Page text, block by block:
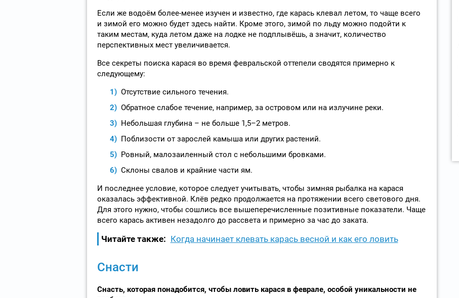
Если же водоём более-менее изучен и известно, где карась клевал летом, то чаще всего
и зимой его можно будет здесь найти. Кроме этого, зимой по льду можно подойти к
таким местам, куда летом даже на лодке не подплывёшь, а значит, количество
перспективных мест увеличивается.
Все секреты поиска карася во время февральской оттепели сводятся примерно к
следующему:
Отсутствие сильного течения.
Обратное слабое течение, например, за островом или на излучине реки.
Небольшая глубина – не больше 1,5–2 метров.
Поблизости от зарослей камыша или других растений.
Ровный, малозаиленный стол с небольшими бровками.
Склоны свалов и крайние части ям.
И последнее условие, которое следует учитывать, чтобы зимняя рыбалка на карася
оказалась эффективной. Клёв редко продолжается на протяжении всего светового дня.
Для этого нужно, чтобы сошлись все вышеперечисленные позитивные показатели. Чаще
всего карась активен незадолго до рассвета и примерно за час до заката.
Читайте также: Когда начинает клевать карась весной и как его ловить
Снасти
Снасть, которая понадобится, чтобы ловить карася в феврале, особой уникальности не